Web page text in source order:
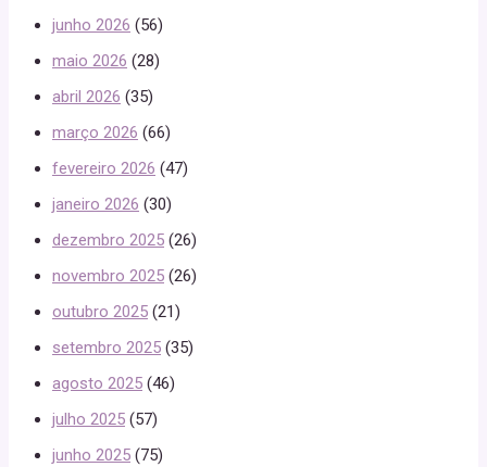
junho 2026 (56)
maio 2026 (28)
abril 2026 (35)
março 2026 (66)
fevereiro 2026 (47)
janeiro 2026 (30)
dezembro 2025 (26)
novembro 2025 (26)
outubro 2025 (21)
setembro 2025 (35)
agosto 2025 (46)
julho 2025 (57)
junho 2025 (75)